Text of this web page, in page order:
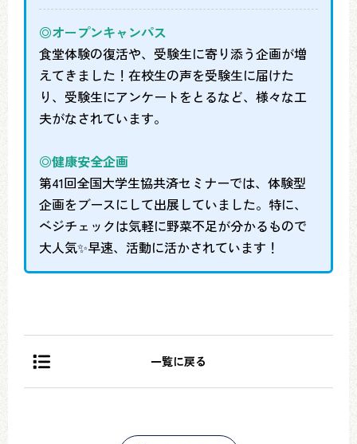
◎オープンキャンパス
食堂体験の復活や、受験生に寄り添う企画が増
えてきました！在校生の声を受験生に届けた
り、受験生にアンケートをとるなど、様々な工
夫がなされています。
◎健康安全企画
第41回全国大学生協共済セミナーでは、体験型
企画をブースにして出展していました。特に、
ベジチェックは気軽に野菜不足が分かるもので
大人気✨早速、活動に活かされています！
一覧に戻る